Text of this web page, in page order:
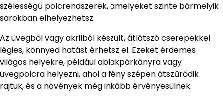
szélességű polcrendszerek, amelyeket szinte bármelyik
sarokban elhelyezhetsz.
Az üvegből vagy akrilból készült, átlátszó cserepekkel
légies, könnyed hatást érhetsz el. Ezeket érdemes
világos helyekre, például ablakpárkányra vagy
üvegpolcra helyezni, ahol a fény szépen átszűrődik
rajtuk, és a növények még inkább érvényesülnek.